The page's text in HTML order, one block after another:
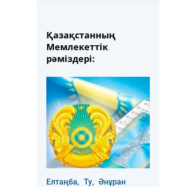
Қазақстанның
Мемлекеттік
рәміздері:
Елтаңба, Ту, Әнұран